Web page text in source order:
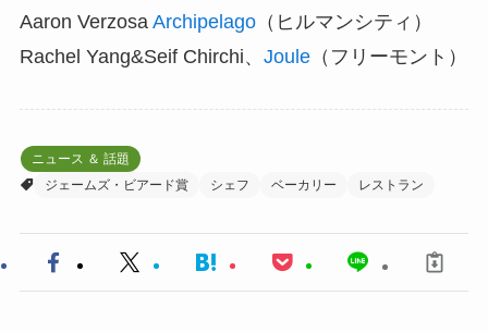
Aaron Verzosa Archipelago（ヒルマンシティ）
Rachel Yang&Seif Chirchi、 Joule（フリーモント）
ニュース ＆ 話題
ジェームズ・ビアード賞
シェフ ベーカリー レストラン